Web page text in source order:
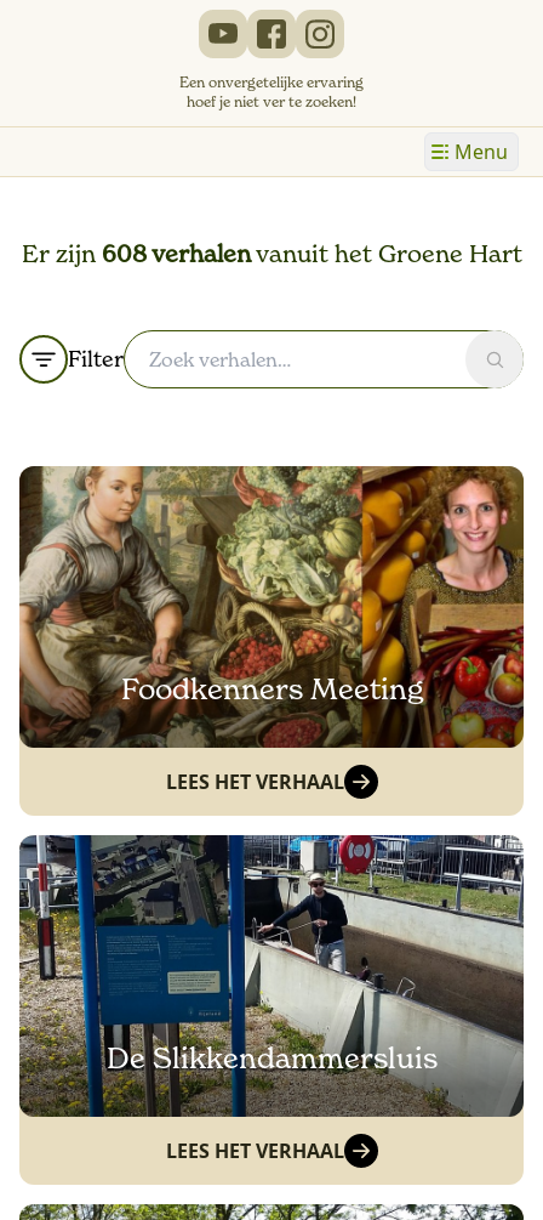
Een onvergetelijke ervaring
hoef je niet ver te zoeken!
Menu
Er zijn 608 verhalenvanuit het Groene Hart
Filter
Foodkenners Meeting
LEES HET VERHAAL
De Slikkendammersluis
LEES HET VERHAAL